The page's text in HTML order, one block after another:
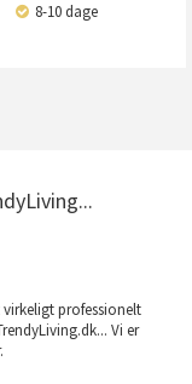
8-10 dage
professionelt
Vi er